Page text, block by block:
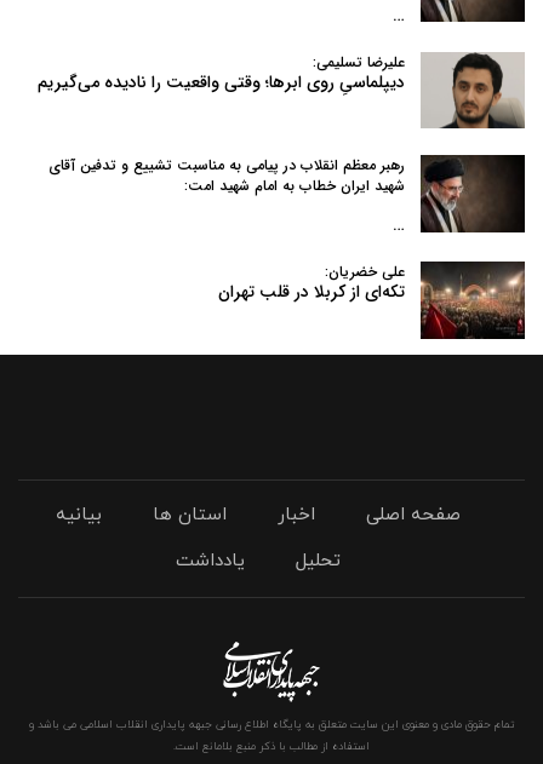
…
علیرضا تسلیمی:
دیپلماسیِ روی ابرها؛ وقتی واقعیت را نادیده می‌گیریم
رهبر معظم انقلاب در پیامی به‌ مناسبت تشییع و تدفین آقای
شهید ایران خطاب به امام شهید امت:
…
علی خضریان:
تکه‌ای از کربلا در قلب تهران
صفحه اصلی اخبار استان ها
بیانیه
تحلیل
یادداشت
تمام حقوق مادی و معنوی این سایت متعلق به پایگاه اطلاع رسانی جبهه پایداری انقلاب اسلامی می باشد و
استفاده از مطالب با ذکر منبع بلامانع است.